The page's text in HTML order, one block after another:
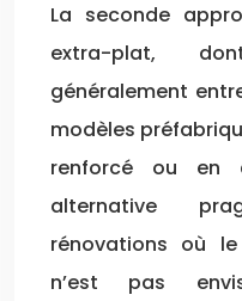
La seconde
extra-plat,
généralement
modèles
renforcé ou en
alternative
rénovations où
n’est pas